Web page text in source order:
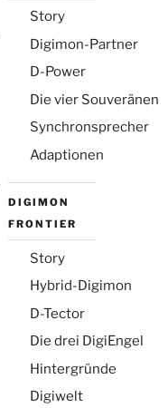
Story
Digimon-Partner
D-Power
Die vier Souveränen
Synchronsprecher
Adaptionen
DIGIMON
FRONTIER
Story
Hybrid-Digimon
D-Tector
Die drei DigiEngel
Hintergründe
Digiwelt